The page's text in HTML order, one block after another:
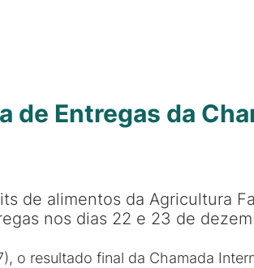
de Entregas da
de alimentos da Agricultura
nos dias 22 e 23 de
o resultado final da Chamada